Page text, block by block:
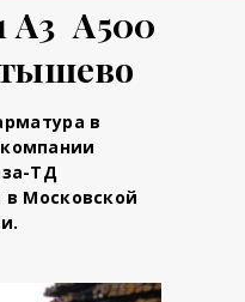
А3 А500
в
ТД
Московской